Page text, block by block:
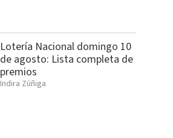
Lotería Nacional domingo 10
de agosto: Lista completa de
premios
Indira Zúñiga